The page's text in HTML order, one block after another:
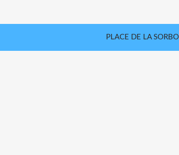
PLACE DE LA